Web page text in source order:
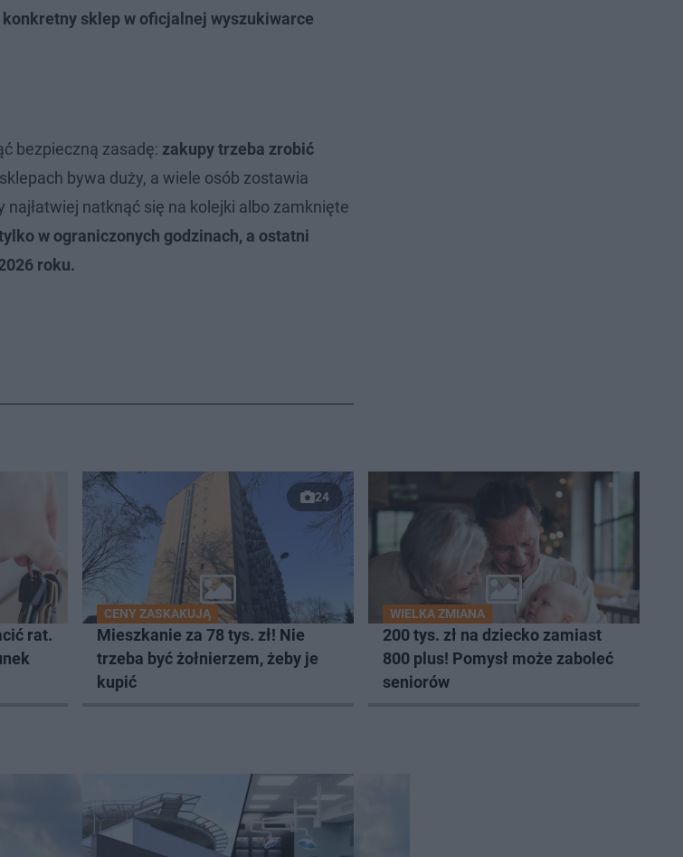
sklep w oficjalnej wyszukiwarce
bezpieczną zasadę: zakupy trzeba zrobić
bywa duży, a wiele osób zostawia
natknąć się na kolejki albo zamknięte
w ograniczonych godzinach, a ostatni
roku.
rat.
24
CENY ZASKAKUJĄ
Mieszkanie za 78 tys. zł! Nie
trzeba być żołnierzem, żeby je
kupić
WIELKA ZMIANA
200 tys. zł na dziecko zamiast
800 plus! Pomysł może zaboleć
seniorów